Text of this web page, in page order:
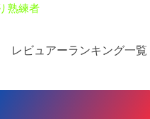
熟練者
レビュアーランキング一覧